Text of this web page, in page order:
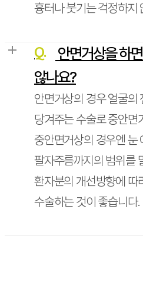
흉터나 붓기는 걱정하지
Q.
안면거상을 하
않나요?
안면거상의 경우 얼굴의
당겨주는 수술로 중안면
중안면거상의 경우엔 눈
팔자주름까지의 범위를
환자분의 개선방향에 따
수술하는 것이 좋습니다.